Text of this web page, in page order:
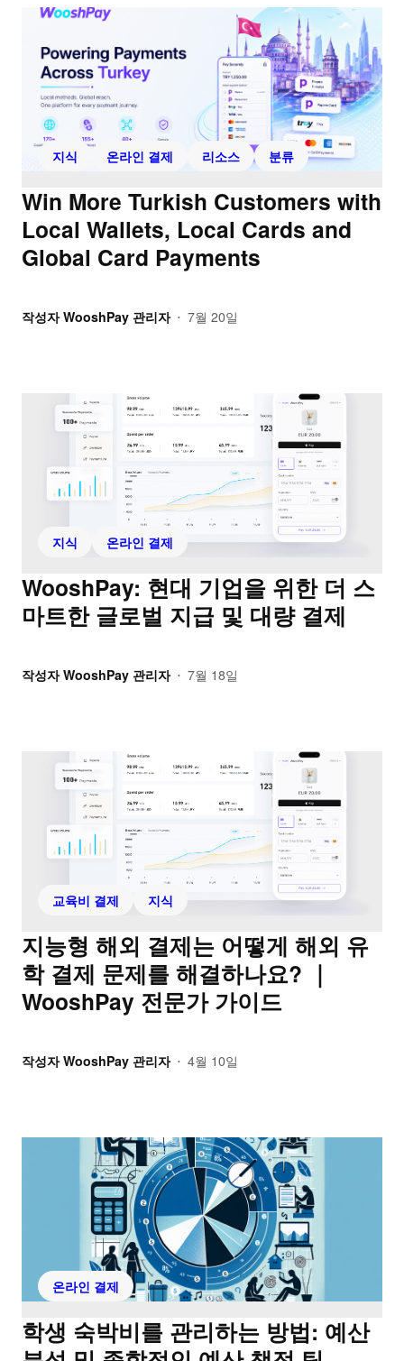
지식 온라인 결제 리소스 분류
Win More Turkish Customers with
Local Wallets, Local Cards and
Global Card Payments
작성자 WooshPay 관리자 • 7월 20일
지식 온라인 결제
WooshPay: 현대 기업을 위한 더 스
마트한 글로벌 지급 및 대량 결제
작성자 WooshPay 관리자 • 7월 18일
교육비 결제 지식
지능형 해외 결제는 어떻게 해외 유
학 결제 문제를 해결하나요? ｜
WooshPay 전문가 가이드
작성자 WooshPay 관리자 • 4월 10일
온라인 결제
학생 숙박비를 관리하는 방법: 예산